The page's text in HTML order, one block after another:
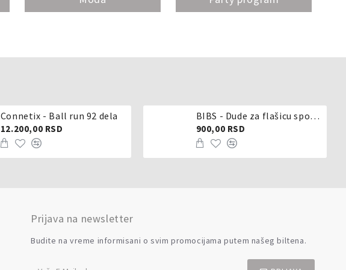
Connetix - Ball run 92 dela
12.200,00 RSD
BIBS - Dude za flašicu sporijeg, srednjeg ili brzog protoka - silikon
900,00 RSD
Prijava na newsletter
Budite na vreme informisani o svim promocijama putem našeg biltena.